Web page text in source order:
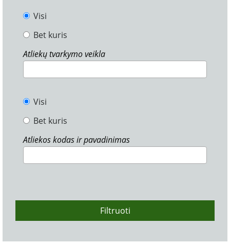
Visi
Bet kuris
Atliekų tvarkymo veikla
Visi
Bet kuris
Atliekos kodas ir pavadinimas
Filtruoti